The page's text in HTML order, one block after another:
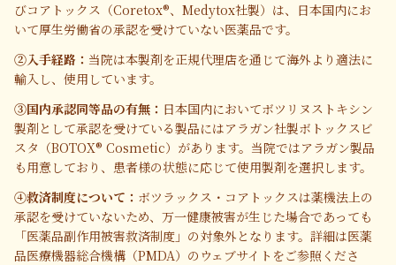
びコアトックス（Coretox®、Medytox社製）は、日本国内にお
いて厚生労働省の承認を受けていない医薬品です。
②入手経路： 当院は本製剤を正規代理店を通じて海外より適法に
輸入し、使用しています。
③国内承認同等品の有無： 日本国内においてボツリヌストキシン
製剤として承認を受けている製品にはアラガン社製ボトックスビ
スタ（BOTOX® Cosmetic）があります。当院ではアラガン製品
も用意しており、患者様の状態に応じて使用製剤を選択します。
④救済制度について： ボツラックス・コアトックスは薬機法上の
承認を受けていないため、万一健康被害が生じた場合であっても
「医薬品副作用被害救済制度」の対象外となります。詳細は医薬
品医療機器総合機構（PMDA）のウェブサイトをご参照くださ